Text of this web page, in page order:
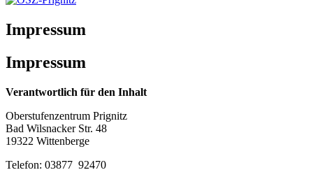
Impressum
Impressum
Verantwortlich für den Inhalt
Oberstufenzentrum Prignitz
Bad Wilsnacker Str. 48
19322 Wittenberge
Telefon: 03877 92470